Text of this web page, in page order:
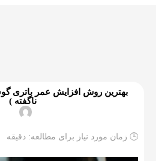
بهترین روش افزایش عمر باتری
ناگفته )
🕒 زمان مورد نیاز برای مطالعه: دقیقه